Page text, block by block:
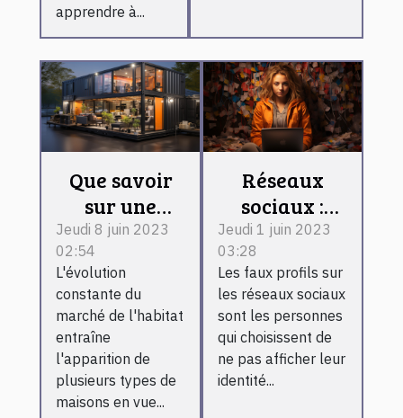
apprendre à...
Que savoir
sur une
maison
container ?
Jeudi 8 juin 2023
02:54
L'évolution
constante du
marché de l'habitat
entraîne
l'apparition de
plusieurs types de
maisons en vue...
Réseaux
sociaux :
comment
reconnaître
un faux
profil ?
Jeudi 1 juin 2023
03:28
Les faux profils sur
les réseaux sociaux
sont les personnes
qui choisissent de
ne pas afficher leur
identité...